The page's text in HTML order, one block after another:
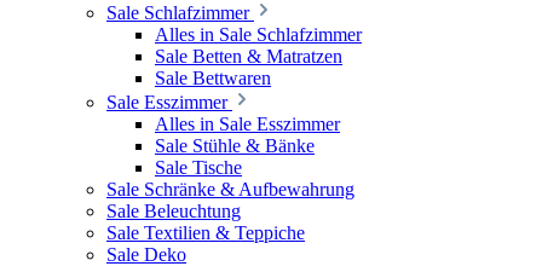
Sale Schlafzimmer
Alles in Sale Schlafzimmer
Sale Betten & Matratzen
Sale Bettwaren
Sale Esszimmer
Alles in Sale Esszimmer
Sale Stühle & Bänke
Sale Tische
Sale Schränke & Aufbewahrung
Sale Beleuchtung
Sale Textilien & Teppiche
Sale Deko